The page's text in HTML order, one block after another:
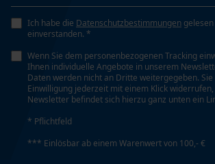
Ich habe die Datenschutzbestimmungen
einverstanden. *
Wenn Sie dem personenbezogenen Tracking
Ihnen individuelle Angebote in unserem
Daten werden nicht an Dritte weitergegeben. Sie
Einwilligung jederzeit mit einem Klick
Newsletter befindet sich hierzu ganz unten ein
* Pflichtfeld
*** Einlösbar ab einem Warenwert von 100,- €